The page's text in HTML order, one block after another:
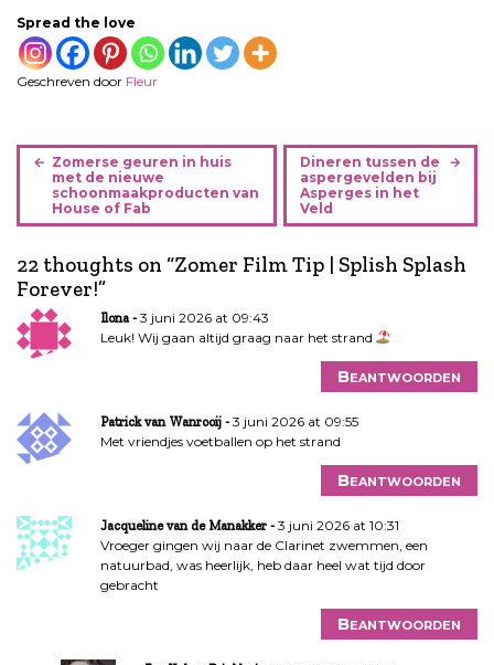
Spread the love
Geschreven door Fleur
B
i
h
t
n
a
g
a
e
Zomerse geuren in huis
met de nieuwe
schoonmaakproducten van
House of Fab
Dineren tussen de
aspergevelden bij
Asperges in het
Veld
22 thoughts on “Zomer Film Tip | Splish Splash
Forever!”
Ilona
3 juni 2026 at 09:43
Leuk! Wij gaan altijd graag naar het strand
Beantwoorden
Patrick van Wanrooij
3 juni 2026 at 09:55
Met vriendjes voetballen op het strand
Beantwoorden
Jacqueline van de Manakker
3 juni 2026 at 10:31
Vroeger gingen wij naar de Clarinet zwemmen, een
natuurbad, was heerlijk, heb daar heel wat tijd door
gebracht
Beantwoorden